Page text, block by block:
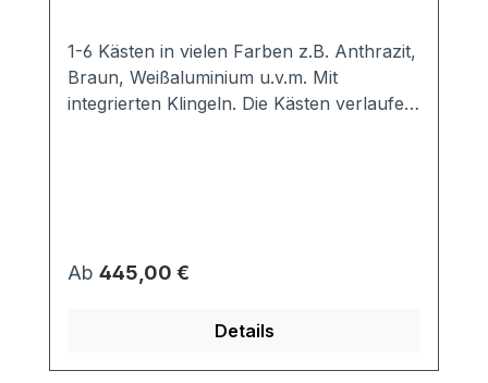
1-6 Kästen in vielen Farben z.B. Anthrazit,
Braun, Weißaluminium u.v.m. Mit
integrierten Klingeln. Die Kästen verlaufen
Die Frontplatte ist thermisch getrennt, so
dass keine Kältebrücken entstehen
beträgt 60mm. Auf Anfrage kann dieser
aber auch vergrößert werden.
Regulärer Preis:
Ab 445,00 €
Details